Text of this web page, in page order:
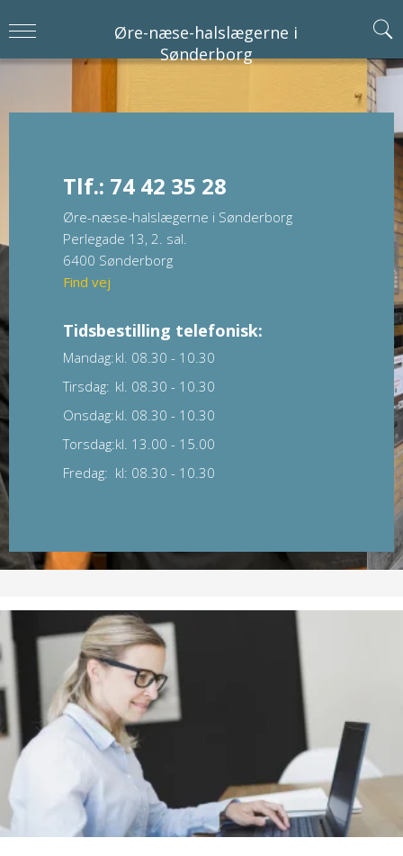
Øre-næse-halslægerne i
Sønderborg
Tlf.: 74 42 35 28
Øre-næse-halslægerne i Sønderborg
Perlegade 13, 2. sal.
6400 Sønderborg
Find vej
Tidsbestilling telefonisk:
Mandag:kl. 08.30 - 10.30
Tirsdag: kl. 08.30 - 10.30
Onsdag:kl. 08.30 - 10.30
Torsdag:kl. 13.00 - 15.00
Fredag: kl: 08.30 - 10.30
Selvbetjening
Receptfornyelse
forny din faste medicin. Dog ikke
vanedannende medicin. Hvis dine faste ordinationer
ikke er tilgængelige, kontakt venligst sekretæren
telefonisk.